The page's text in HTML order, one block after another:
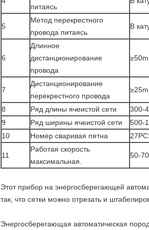
питаясь
5
Метод перекрестного
провода питаясь
В
6
Длинное
дистанционирование
провода
7
Дистанционирование
перекрестного провода
8 Ряд длины ячеистой сети 300-
9
Ряд ширины ячеистой сети 500-
10
Номер сваривая пятна
11
Работая скорость
максимальная.
50-
Этот прибор на энергосберегающей
так, что сетки можно отрезать и
Энергосберегающая автоматическая